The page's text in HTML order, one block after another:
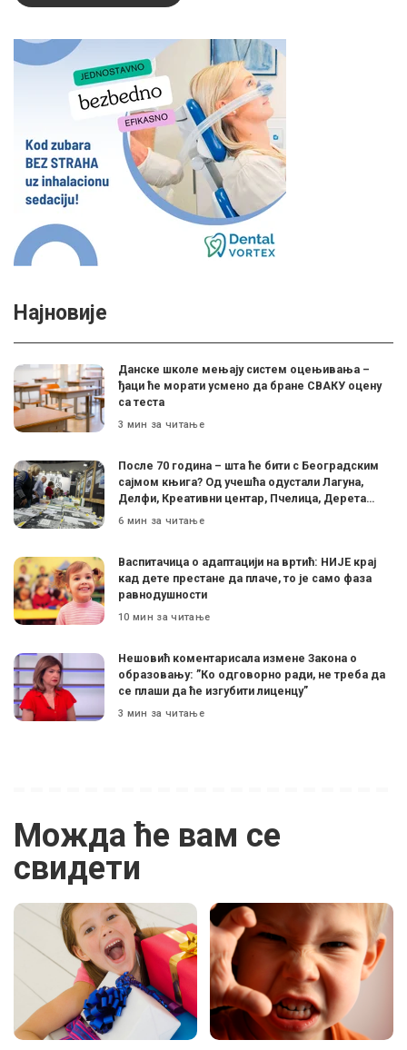
Најновије
Данске школе мењају систем оцењивања –
ђаци ће морати усмено да бране СВАКУ оцену
са теста
3 мин за читање
После 70 година – шта ће бити с Београдским
сајмом књига? Од учешћа одустали Лагуна,
Делфи, Креативни центар, Пчелица, Дерета…
6 мин за читање
Васпитачица о адаптацији на вртић: НИЈЕ крај
кад дете престане да плаче, то је само фаза
равнодушности
10 мин за читање
Нешовић коментарисала измене Закона о
образовању: ”Ко одговорно ради, не треба да
се плаши да ће изгубити лиценцу”
3 мин за читање
Можда ће вам се
свидети